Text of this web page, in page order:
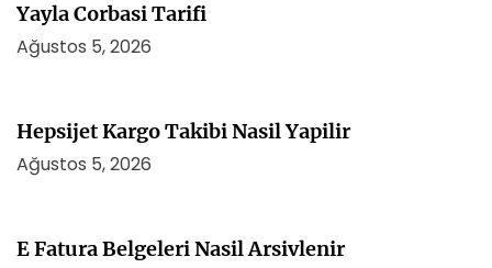
Yayla Corbasi Tarifi
Ağustos 5, 2026
Hepsijet Kargo Takibi Nasil Yapilir
Ağustos 5, 2026
E Fatura Belgeleri Nasil Arsivlenir